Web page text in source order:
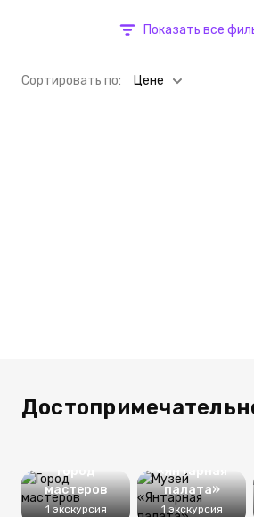
Показать все
Cортировать по: Цене
Город
мастеров
1 экскурсия
«Янтарная
палата»
1 экскурсия